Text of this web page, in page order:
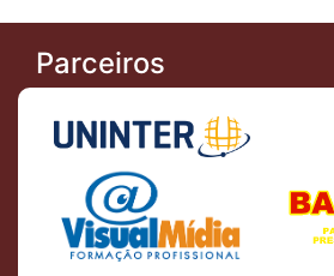
Parceiros